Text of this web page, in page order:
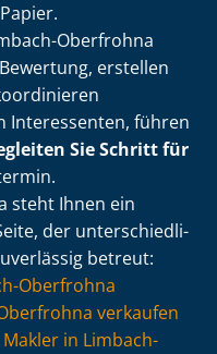
Oberfrohna
erstellen
Interessenten, führen
Sie Schritt für
steht Ihnen ein
der un­ter­schied­li­
betreut:
Oberfrohna
verkaufen
in Limbach-